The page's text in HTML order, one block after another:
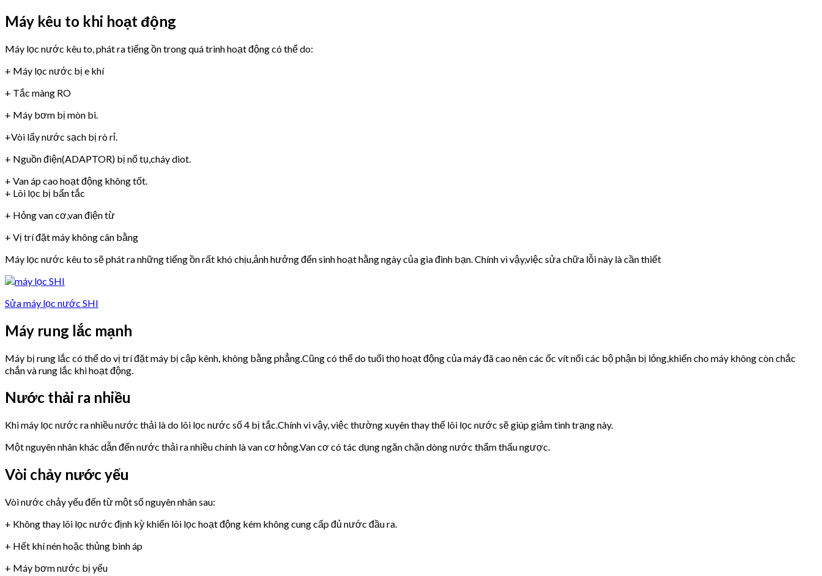
Máy kêu to khi hoạt động
Máy lọc nước kêu to, phát ra tiếng ồn trong quá trình hoạt động có thể do:
+ Máy lọc nước bị e khí
+ Tắc màng RO
+ Máy bơm bị mòn bi.
+Vòi lấy nước sạch bị rò rỉ.
+ Nguồn điện(ADAPTOR) bị nổ tụ,cháy diot.
+ Van áp cao hoạt động không tốt.
+ Lõi lọc bị bẩn tắc
+ Hỏng van cơ,van điện từ
+ Vị trí đặt máy không cân bằng
Máy lọc nước kêu to sẽ phát ra những tiếng ồn rất khó chịu,ảnh hưởng đến sinh hoạt hằng ngày của gia đình bạn. Chính vì vậy,việc sửa chữa lỗi này là cần thiết
Sửa máy lọc nước SHI
Máy rung lắc mạnh
Máy bị rung lắc có thể do vị trí đặt máy bị cập kênh, không bằng phẳng.Cũng có thể do tuổi thọ hoạt động của máy đã cao nên các ốc vít nối các bộ phận bị lỏng,khiến cho máy không còn chắc
chắn và rung lắc khi hoạt động.
Nước thải ra nhiều
Khi máy lọc nước ra nhiều nước thải là do lõi lọc nước số 4 bị tắc.Chính vì vậy, việc thường xuyên thay thế lõi lọc nước sẽ giúp giảm tình trạng này.
Một nguyên nhân khác dẫn đến nước thải ra nhiều chính là van cơ hỏng.Van cơ có tác dụng ngăn chặn dòng nước thẩm thấu ngược.
Vòi chảy nước yếu
Vòi nước chảy yếu đến từ một số nguyên nhân sau:
+ Không thay lõi lọc nước định kỳ khiến lõi lọc hoạt động kém không cung cấp đủ nước đầu ra.
+ Hết khí nén hoặc thủng bình áp
+ Máy bơm nước bị yếu